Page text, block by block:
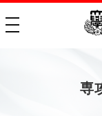
toggle navigation
専